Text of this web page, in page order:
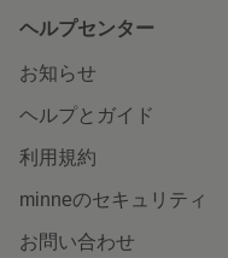
ヘルプセンター
お知らせ
ヘルプとガイド
利用規約
minneのセキュリティ
お問い合わせ